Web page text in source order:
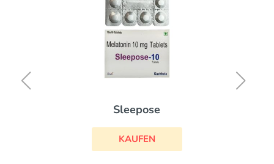
Sleepose
KAUFEN